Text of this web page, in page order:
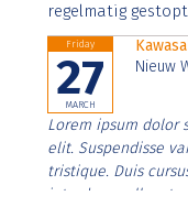
regelmatig
Friday
27
MARCH
Nieuw
Lorem ipsum dolor
elit. Suspendisse
tristique. Duis
interdum nulla, ut